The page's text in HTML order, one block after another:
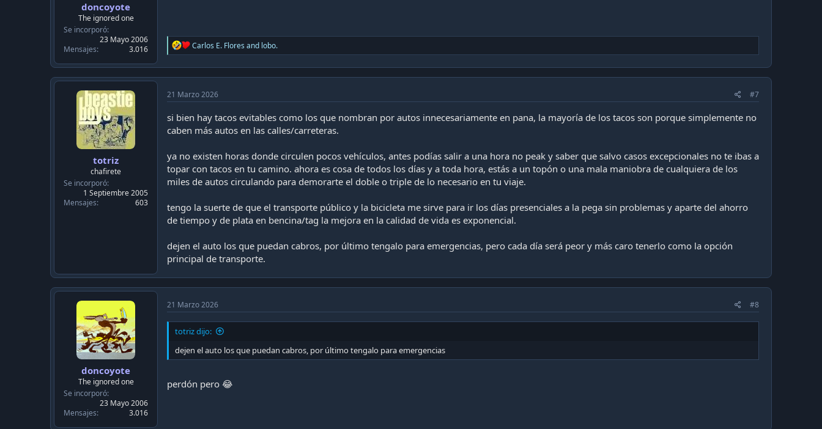
doncoyote
The ignored one
Se incorporó
23 Mayo 2006
Mensajes
3.016
R
e
i
o
s
Carlos E. Flores and lobo.
totriz
chafirete
Se incorporó
1 Septiembre 2005
Mensajes
603
21 Marzo 2026 #7
si bien hay tacos evitables como los que nombran por autos innecesariamente en pana, la mayoría de los tacos son porque simplemente no
caben más autos en las calles/carreteras.
ya no existen horas donde circulen pocos vehículos, antes podías salir a una hora no peak y saber que salvo casos excepcionales no te ibas a
topar con tacos en tu camino. ahora es cosa de todos los días y a toda hora, estás a un topón o una mala maniobra de cualquiera de los
miles de autos circulando para demorarte el doble o triple de lo necesario en tu viaje.
tengo la suerte de que el transporte público y la bicicleta me sirve para ir los días presenciales a la pega sin problemas y aparte del ahorro
de tiempo y de plata en bencina/tag la mejora en la calidad de vida es exponencial.
dejen el auto los que puedan cabros, por último tengalo para emergencias, pero cada día será peor y más caro tenerlo como la opción
principal de transporte.
doncoyote
The ignored one
Se incorporó
23 Mayo 2006
Mensajes
3.016
21 Marzo 2026 #8
totriz dijo:
dejen el auto los que puedan cabros, por último tengalo para emergencias
perdón pero 😂